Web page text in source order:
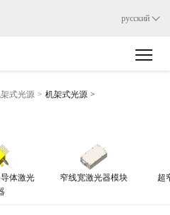
русский
式光源 > 机架式光源 >
体激光
窄线宽激光器模块 超